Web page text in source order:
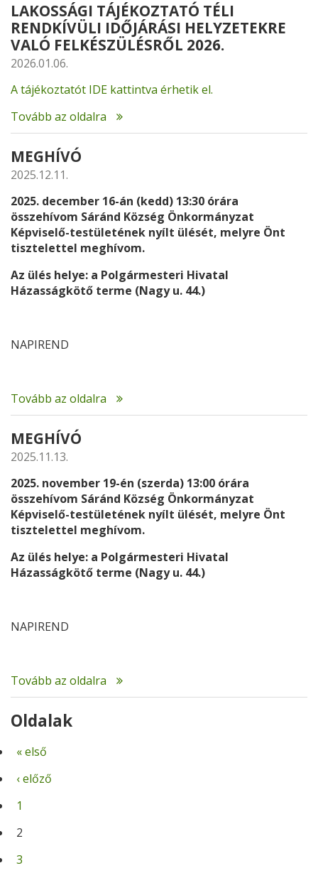
LAKOSSÁGI TÁJÉKOZTATÓ TÉLI
RENDKÍVÜLI IDŐJÁRÁSI HELYZETEKRE
VALÓ FELKÉSZÜLÉSRŐL 2026.
2026.01.06.
A tájékoztatót IDE kattintva érhetik el.
Tovább az oldalra
MEGHÍVÓ
2025.12.11.
2025. december 16-án (kedd) 13:30 órára
összehívom Sáránd Község Önkormányzat
Képviselő-testületének nyílt ülését, melyre Önt
tisztelettel meghívom.
Az ülés helye: a Polgármesteri Hivatal
Házasságkötő terme (Nagy u. 44.)
NAPIREND
Tovább az oldalra
MEGHÍVÓ
2025.11.13.
2025. november 19-én (szerda) 13:00 órára
összehívom Sáránd Község Önkormányzat
Képviselő-testületének nyílt ülését, melyre Önt
tisztelettel meghívom.
Az ülés helye: a Polgármesteri Hivatal
Házasságkötő terme (Nagy u. 44.)
NAPIREND
Tovább az oldalra
Oldalak
« első
‹ előző
1
2
3